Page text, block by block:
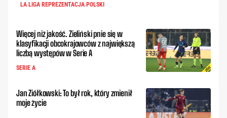
LA LIGA REPREZENTACJA POLSKI
Więcej niż jakość. Zieliński pnie się w
klasyfikacji obcokrajowców z największą
liczbą występów w Serie A
SERIE A
Jan Ziółkowski: To był rok, który zmienił
moje życie